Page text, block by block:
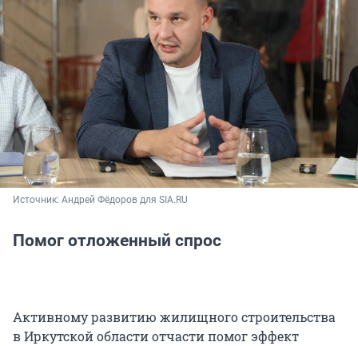
Источник: Андрей Фёдоров для SIA.RU
Помог отложенный спрос
Активному развитию жилищного строительства
в Иркутской области отчасти помог эффект